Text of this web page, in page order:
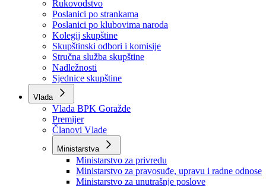
Skupština
Skupština BPK Goražde
Rukovodstvo
Poslanici po strankama
Poslanici po klubovima naroda
Kolegij skupštine
Skupštinski odbori i komisije
Stručna služba skupštine
Nadležnosti
Sjednice skupštine
Vlada
Vlada BPK Goražde
Premijer
Članovi Vlade
Ministarstva